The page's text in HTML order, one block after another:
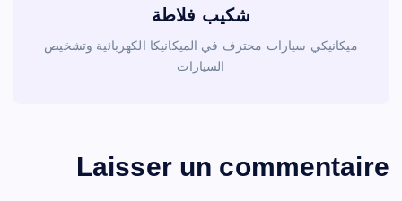
شكيب فلاطة
ميكانيكي سيارات محترف في الميكانيكا الكهربائية وتشخيص
السيارات
Laisser un commentaire